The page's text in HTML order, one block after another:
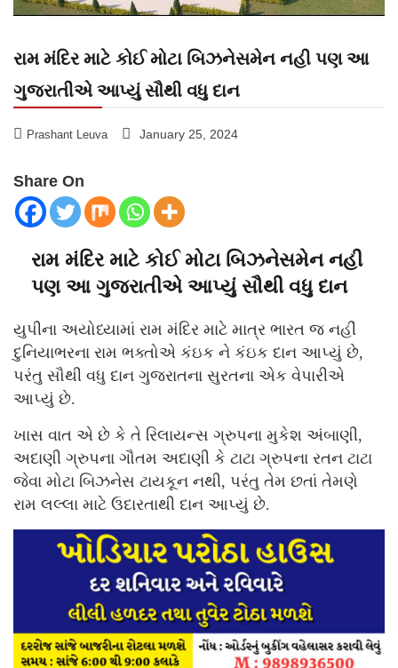
રામ મંદિર માટે કોઈ મોટા બિઝનેસમેન નહી પણ આ
ગુજરાતીએ આપ્યું સૌથી વધુ દાન
Prashant Leuva January 25, 2024
Share On
રામ મંદિર માટે કોઈ મોટા બિઝનેસમેન નહી
પણ આ ગુજરાતીએ આપ્યું સૌથી વધુ દાન
યુપીના અયોધ્યામાં રામ મંદિર માટે માત્ર ભારત જ નહીં
દુનિયાભરના રામ ભક્તોએ કંઇક ને કંઇક દાન આપ્યું છે,
પરંતુ સૌથી વધુ દાન ગુજરાતના સુરતના એક વેપારીએ
આપ્યું છે.
ખાસ વાત એ છે કે તે રિલાયન્સ ગ્રુપના મુકેશ અંબાણી,
અદાણી ગ્રુપના ગૌતમ અદાણી કે ટાટા ગ્રુપના રતન ટાટા
જેવા મોટા બિઝનેસ ટાયકૂન નથી, પરંતુ તેમ છતાં તેમણે
રામ લલ્લા માટે ઉદારતાથી દાન આપ્યું છે.